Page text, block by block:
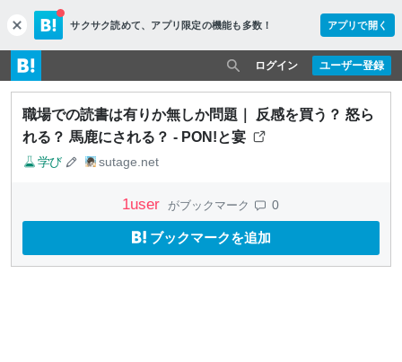
c
l
o
s
e
サクサク読めて、 アプリ限定の機能も多数！ アプリで開く
ユーザー登録
ログイン
職場での読書は有りか無しか問題｜ 反感を買う？ 怒ら
れる？ 馬鹿にされる？ - PON!と宴
学び sutage.net
1user がブックマーク 0
ブックマークを追加